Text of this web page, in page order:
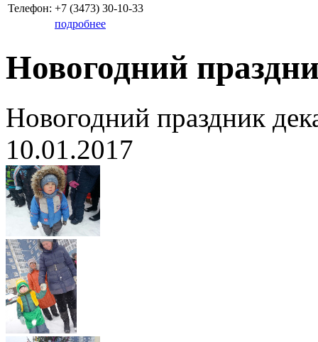
Телефон: +7 (3473) 30-10-33
подробнее
Новогодний
Новогодний праздник
10.01.2017